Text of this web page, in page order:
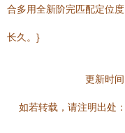
合多用全新阶完匹配定位
长久。}
更新时
如若转载，请注明出处